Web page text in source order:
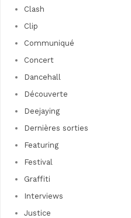
Clash
Clip
Communiqué
Concert
Dancehall
Découverte
Deejaying
Dernières sorties
Featuring
Festival
Graffiti
Interviews
Justice